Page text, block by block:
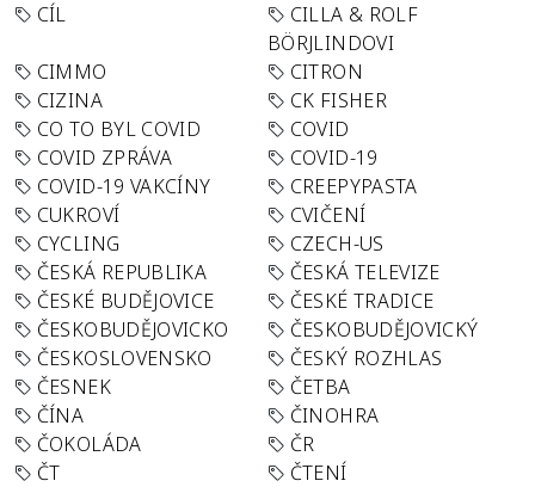
CÍL
CILLA & ROLF
BÖRJLINDOVI
CIMMO
CITRON
CIZINA
CK FISHER
CO TO BYL COVID
COVID
COVID ZPRÁVA
COVID-19
COVID-19 VAKCÍNY
CREEPYPASTA
CUKROVÍ
CVIČENÍ
CYCLING
CZECH-US
ČESKÁ REPUBLIKA
ČESKÁ TELEVIZE
ČESKÉ BUDĚJOVICE
ČESKÉ TRADICE
ČESKOBUDĚJOVICKO
ČESKOBUDĚJOVICKÝ
ČESKOSLOVENSKO
ČESKÝ ROZHLAS
ČESNEK
ČETBA
ČÍNA
ČINOHRA
ČOKOLÁDA
ČR
ČT
ČTENÍ